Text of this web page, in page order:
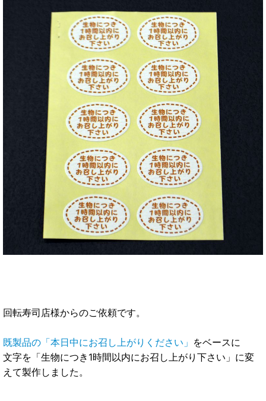
回転寿司店様からのご依頼です。
既製品の「本日中にお召し上がりください」 をベースに
文字を「生物につき1時間以内にお召し上がり下さい」に変
えて製作しました。